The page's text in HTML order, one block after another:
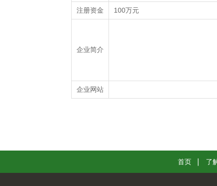
注册资金 100万元
企业简介
企业网站
首页 了